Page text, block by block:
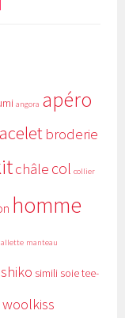
angora apéro
broderie
châle col collier
homme
manteau
simili soietee-
woolkiss